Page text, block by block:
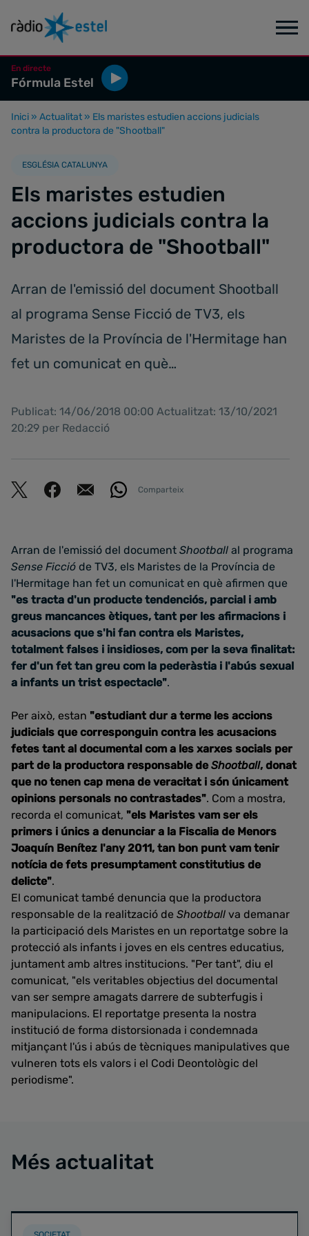
En directe
Fórmula Estel
Inici » Actualitat » Els maristes estudien accions judicials
contra la productora de "Shootball"
ESGLÉSIA CATALUNYA
Els maristes estudien
accions judicials contra la
productora de "Shootball"
Arran de l'emissió del document Shootball
al programa Sense Ficció de TV3, els
Maristes de la Província de l'Hermitage han
fet un comunicat en què…
Publicat: 14/06/2018 00:00 Actualitzat: 13/10/2021
20:29 per Redacció
Comparteix
Arran de l'emissió del document Shootball al programa
Sense Ficció de TV3, els Maristes de la Província de
l'Hermitage han fet un comunicat en què afirmen que
"es tracta d'un producte tendenciós, parcial i amb
greus mancances ètiques, tant per les afirmacions i
acusacions que s'hi fan contra els Maristes,
totalment falses i insidioses, com per la seva finalitat:
fer d'un fet tan greu com la pederàstia i l'abús sexual
a infants un trist espectacle".
Per això, estan "estudiant dur a terme les accions
judicials que corresponguin contra les acusacions
fetes tant al documental com a les xarxes socials per
part de la productora responsable deShootball, donat
que no tenen cap mena de veracitat i són únicament
opinions personals no contrastades". Com a mostra,
recorda el comunicat, "els Maristes vam ser els
primers i únics a denunciar a la Fiscalia de Menors
Joaquín Benítez l'any 2011, tan bon punt vam tenir
notícia de fets presumptament constitutius de
delicte".
El comunicat també denuncia que la productora
responsable de la realització de Shootball va demanar
la participació dels Maristes en un reportatge sobre la
protecció als infants i joves en els centres educatius,
juntament amb altres institucions. "Per tant", diu el
comunicat, "els veritables objectius del documental
van ser sempre amagats darrere de subterfugis i
manipulacions. El reportatge presenta la nostra
institució de forma distorsionada i condemnada
mitjançant l'ús i abús de tècniques manipulatives que
vulneren tots els valors i el Codi Deontològic del
periodisme".
Més actualitat